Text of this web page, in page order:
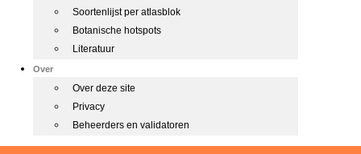
Soortenlijst per atlasblok
Botanische hotspots
Literatuur
Over
Over deze site
Privacy
Beheerders en validatoren